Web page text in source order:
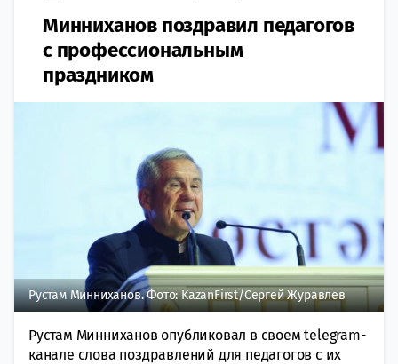
Минниханов поздравил педагогов
с профессиональным
праздником
Рустам Минниханов. Фото: KazanFirst/Сергей Журавлев
Рустам Минниханов опубликовал в своем telegram-
канале слова поздравлений для педагогов с их